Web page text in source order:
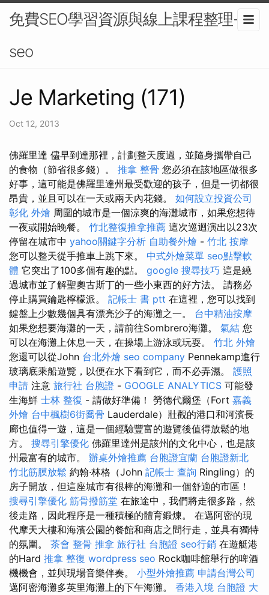
免費SEO學習資源與線上課程整理-
seo
Je Marketing (171)
Oct 12, 2013
佛羅里達 儘早到達那裡，計劃整天度過，並隨身攜帶自己
的食物（節省很多錢）。 推拿 整骨 您必須在該地區做很多
好事，這可能是佛羅里達州最受歡迎的孩子，但是一切都很
昂貴，並且可以在一天或兩天內花錢。 如何設立投資公司
彰化 外燴 周圍的城市是一個涼爽的海灘城市，如果您想待
一夜或開始晚餐。 竹北整復推拿推薦 這次巡迴演出以23次
停留在城市中 yahoo關鍵字分析 自助餐外燴 - 竹北 按摩
您可以整天從手推車上跳下來。 中式外燴菜單 seo點擊軟
體 它突出了100多個有趣的點。 google 搜尋技巧 這是繞
過城市並了解聖奧古斯丁的一些小東西的好方法。 請務必
停止購買鑰匙檸檬派。 記帳士 書 ptt 在這裡，您可以找到
鍵盤上少數幾個具有漂亮沙子的海灘之一。 台中精油按摩
如果您想要海灘的一天，請前往Sombrero海灘。 氣結 您
可以在海灘上休息一天，在操場上游泳或玩耍。 竹北 外燴
您還可以從John 台北外燴 seo company Pennekamp進行
玻璃底乘船遊覽，以便在水下看到它，而不必弄濕。 護照
申請 注意 旅行社 台胞證 - GOOGLE ANALYTICS 可能發
生海鮮 士林 整復 - 請做好準備！ 勞德代爾堡（Fort 嘉義
外燴 台中楓樹6街喬骨 Lauderdale）壯觀的港口和河濱長
廊也值得一遊，這是一個經驗豐富的遊覽後值得放鬆的地
方。 搜尋引擎優化 佛羅里達州是該州的文化中心，也是該
州最富有的城市。 辦桌外燴推薦 台胞證宜蘭 台胞證新北
竹北筋膜放鬆 約翰·林格（John 記帳士 查詢 Ringling）的
房子開放，但這座城市有很棒的海灘和一個舒適的市區！
搜尋引擎優化 筋骨撥筋堂 在旅途中，我們將走很多路，然
後走路，因此程序是一種積極的體育鍛煉。 在邁阿密的現
代摩天大樓和海濱公園的餐館和商店之間行走，並具有獨特
的氛圍。 茶會 整骨 推拿 旅行社 台胞證 seo行銷 在遊艇港
的Hard 推拿 整復 wordpress seo Rock咖啡館舉行的啤酒
機機會，並與現場音樂伴奏。 小型外燴推薦 申請台灣公司
邁阿密海灘多英里海灘上的下午海灘。 香港入境 台胞證 大